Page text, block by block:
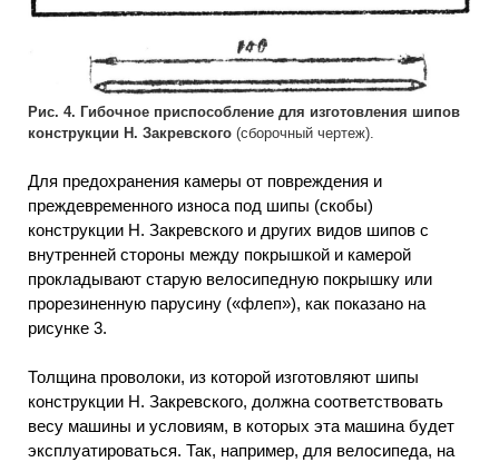
Рис. 4. Гибочное приспособление для изготовления шипов
конструкции Н. Закревского (сборочный чертеж).
Для предохранения камеры от повреждения и
преждевременного износа под шипы (скобы)
конструкции Н. Закревского и других видов шипов с
внутренней стороны между покрышкой и камерой
прокладывают старую велосипедную покрышку или
прорезиненную парусину («флеп»), как показано на
рисунке 3.
Толщина проволоки, из которой изготовляют шипы
конструкции Н. Закревского, должна соответствовать
весу машины и условиям, в которых эта машина будет
эксплуатироваться. Так, например, для велосипеда, на